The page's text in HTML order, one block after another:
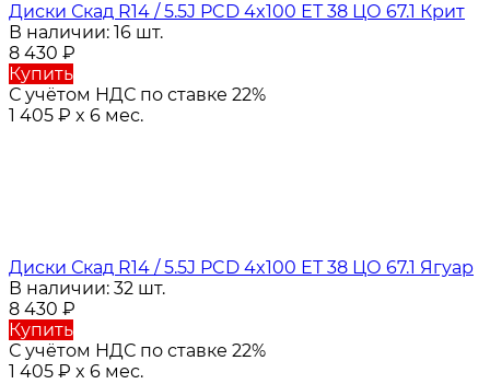
Диски Скад R14 / 5.5J PCD 4x100 ЕТ 38 ЦО 67.1 Крит
В наличии: 16 шт.
8 430 ₽
Купить
С учётом НДС по ставке 22%
1 405 ₽ x 6 мес.
Диски Скад R14 / 5.5J PCD 4x100 ЕТ 38 ЦО 67.1 Ягуар
В наличии: 32 шт.
8 430 ₽
Купить
С учётом НДС по ставке 22%
1 405 ₽ x 6 мес.